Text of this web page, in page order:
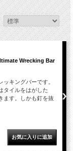
Wrecking Bar
キングバーです。
タイルをはがした
ます。しかも釘を抜